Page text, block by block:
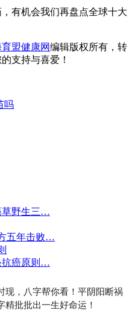
有机会我们再盘点全球十大
育盟健康网编辑版权所有，转
支持与喜爱！
吗
草野生三…
五年击败…
抗癌原则…
现，八字帮你看！平阴阳断祸
精批批出一生好命运！